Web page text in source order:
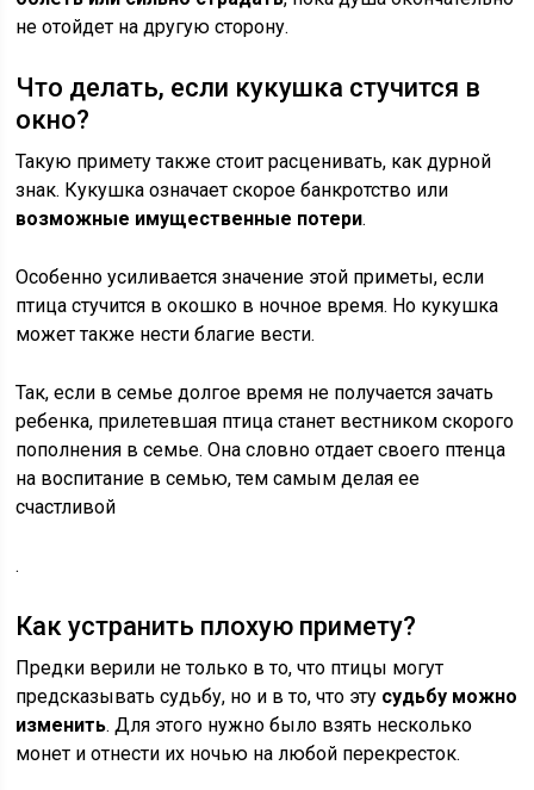
не отойдет на другую сторону.
Что делать, если кукушка стучится в
окно?
Такую примету также стоит расценивать, как дурной
знак. Кукушка означает скорое банкротство или
возможные имущественные потери.
Особенно усиливается значение этой приметы, если
птица стучится в окошко в ночное время. Но кукушка
может также нести благие вести.
Так, если в семье долгое время не получается зачать
ребенка, прилетевшая птица станет вестником скорого
пополнения в семье. Она словно отдает своего птенца
на воспитание в семью, тем самым делая ее
счастливой
.
Как устранить плохую примету?
Предки верили не только в то, что птицы могут
предсказывать судьбу, но и в то, что эту судьбу можно
изменить. Для этого нужно было взять несколько
монет и отнести их ночью на любой перекресток.